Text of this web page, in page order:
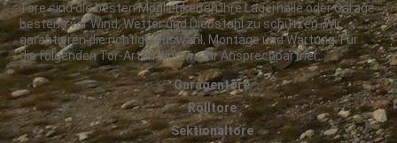
Tore sind die besten Möglichkeiten Ihre Lagerhalle oder Garage
bestens vor Wind, Wetter und Diebstahl zu schützen. Wir
garantieren die richtige Auswahl, Montage und Wartung. Für
die folgenden Tor-Arten sind wir Ihr Ansprechpartner:
Garagentore
Rolltore
Sektionaltore